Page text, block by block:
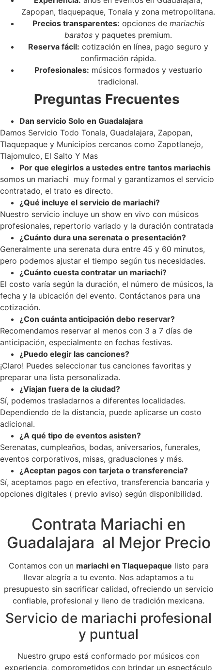
Zapopan, tlaquepaque, Tonala y zona metropolitana.
Precios transparentes: opciones de mariachis
baratos y paquetes premium.
Reserva fácil: cotización en línea, pago seguro y
confirmación rápida.
Profesionales: músicos formados y vestuario
tradicional.
Preguntas Frecuentes
Dan servicio Solo en Guadalajara
Damos Servicio Todo Tonala, Guadalajara, Zapopan,
Tlaquepaque y Municipios cercanos como Zapotlanejo,
Tlajomulco, El Salto Y Mas
Por que elegirlos a ustedes entre tantos mariachis
somos un mariachi muy formal y garantizamos el servicio
contratado, el trato es directo.
¿Qué incluye el servicio de mariachi?
Nuestro servicio incluye un show en vivo con músicos
profesionales, repertorio variado y la duración contratada
¿Cuánto dura una serenata o presentación?
Generalmente una serenata dura entre 45 y 60 minutos,
pero podemos ajustar el tiempo según tus necesidades.
¿Cuánto cuesta contratar un mariachi?
El costo varía según la duración, el número de músicos, la
fecha y la ubicación del evento. Contáctanos para una
cotización.
¿Con cuánta anticipación debo reservar?
Recomendamos reservar al menos con 3 a 7 días de
anticipación, especialmente en fechas festivas.
¿Puedo elegir las canciones?
¡Claro! Puedes seleccionar tus canciones favoritas y
preparar una lista personalizada.
¿Viajan fuera de la ciudad?
Sí, podemos trasladarnos a diferentes localidades.
Dependiendo de la distancia, puede aplicarse un costo
adicional.
¿A qué tipo de eventos asisten?
Serenatas, cumpleaños, bodas, aniversarios, funerales,
eventos corporativos, misas, graduaciones y más.
¿Aceptan pagos con tarjeta o transferencia?
Sí, aceptamos pago en efectivo, transferencia bancaria y
opciones digitales ( previo aviso) según disponibilidad.
Contrata Mariachi en
Guadalajara al Mejor Precio
Contamos con un mariachi en Tlaquepaque listo para
llevar alegría a tu evento. Nos adaptamos a tu
presupuesto sin sacrificar calidad, ofreciendo un servicio
confiable, profesional y lleno de tradición mexicana.
Servicio de mariachi profesional
y puntual
Nuestro grupo está conformado por músicos con
experiencia, comprometidos con brindar un espectáculo